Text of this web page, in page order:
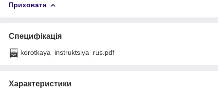
Приховати
Специфікація
korotkaya_instruktsiya_rus.pdf
Характеристики